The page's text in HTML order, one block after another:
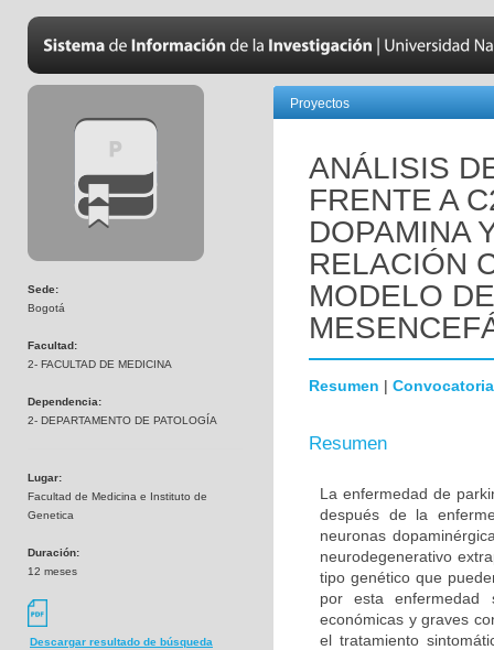
Sede:
Bogotá
Facultad:
2- FACULTAD DE MEDICINA
Dependencia:
2- DEPARTAMENTO DE PATOLOGÍA
Lugar:
Facultad de Medicina e Instituto de
Genetica
Duración:
12 meses
Descargar resultado de búsqueda
Proyectos
ANÁLISIS
FRENTE A
DOPAMINA
RELACIÓN
MODELO
Resumen | Convocatoria
Resumen
La enfermedad de
después de la
neuronas
neurodegenerativo
tipo genético que
por esta enfermedad
económicas y graves
el tratamiento